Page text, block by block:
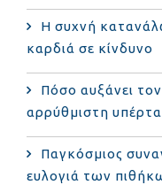
Η συχνή
καρδιά σε κίνδυνο
Πόσο αυξάνει
αρρύθμιστη
Παγκόσμιος
ευλογιά των